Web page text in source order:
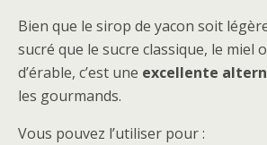
Bien que le sirop de yacon soit
sucré que le sucre classique, le miel
d’érable, c’est une excellente
les gourmands.
Vous pouvez l’utiliser pour :